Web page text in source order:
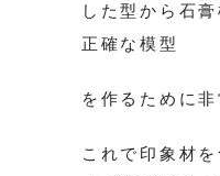
した型から石
正確な模型
を作るために
これで印象材